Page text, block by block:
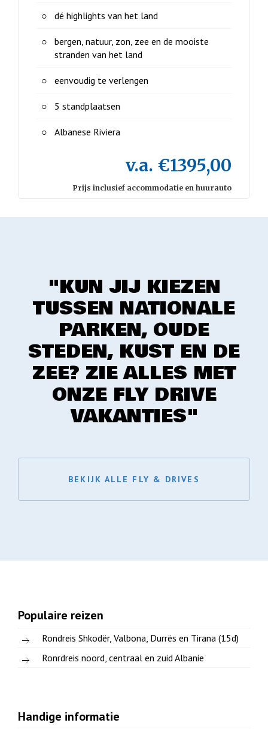
dé highlights van het land
bergen, natuur, zon, zee en de mooiste
stranden van het land
eenvoudig te verlengen
5 standplaatsen
Albanese Riviera
v.a. €1395,00
Prijs inclusief accommodatie en huurauto
"KUN JIJ KIEZEN
TUSSEN NATIONALE
PARKEN, OUDE
STEDEN, KUST EN DE
ZEE? ZIE ALLES MET
ONZE FLY DRIVE
VAKANTIES"
BEKIJK ALLE FLY & DRIVES
Populaire reizen
Rondreis Shkodër, Valbona, Durrës en Tirana (15d)
Ronrdreis noord, centraal en zuid Albanie
Handige informatie